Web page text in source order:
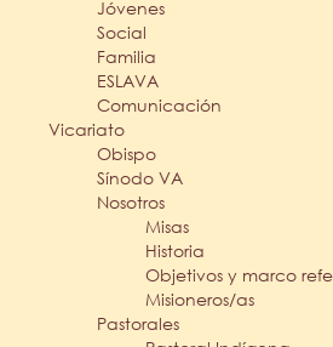
Jóvenes
Social
Familia
ESLAVA
Comunicación
Vicariato
Obispo
Sínodo VA
Nosotros
Misas
Historia
Objetivos y marco
Misioneros/as
Pastorales